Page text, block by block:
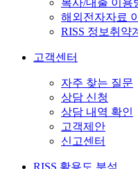
복사/대출 이용
해외전자자료
RISS 정보취약
고객센터
자주 찾는 질문
상담 신청
상담 내역 확인
고객제안
신고센터
RISS 활용도 분석